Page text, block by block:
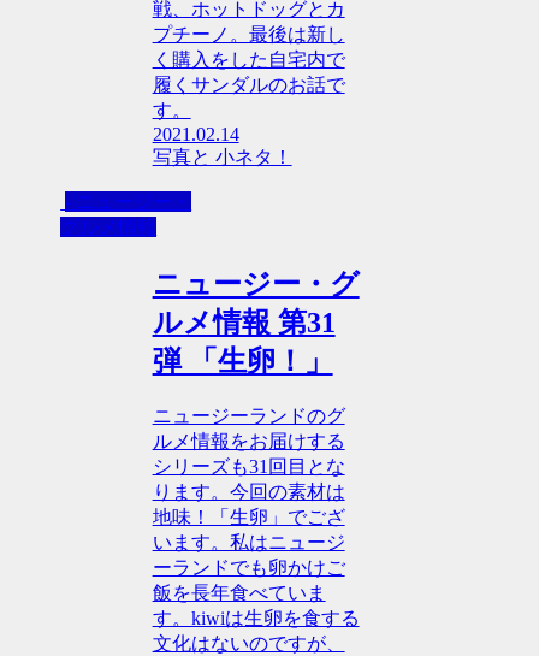
戦、ホットドッグとカ
プチーノ。最後は新し
く購入をした自宅内で
履くサンダルのお話で
す。
2021.02.14
写真と 小ネタ！
- ニュージー・
グルメ情報
ニュージー・グ
ルメ情報 第31
弾 「生卵！」
ニュージーランドのグ
ルメ情報をお届けする
シリーズも31回目とな
ります。今回の素材は
地味！「生卵」でござ
います。私はニュージ
ーランドでも卵かけご
飯を長年食べていま
す。kiwiは生卵を食する
文化はないのですが、